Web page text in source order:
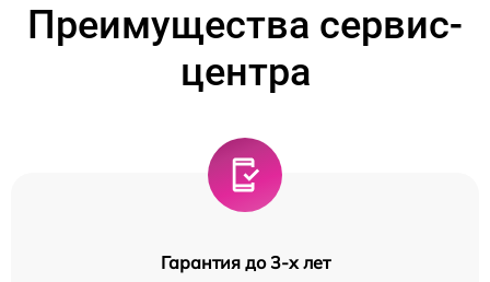
Преимущества сервис-
центра
Гарантия до 3-х лет